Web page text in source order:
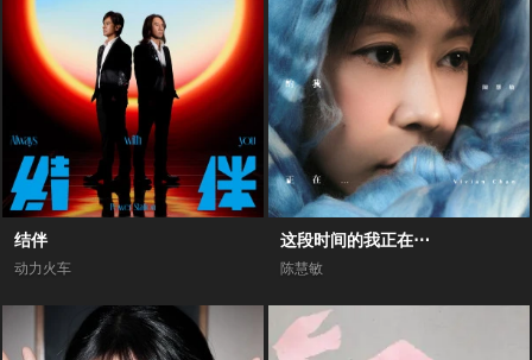
结伴
动力火车
这段时间的我正在⋯
陈慧敏